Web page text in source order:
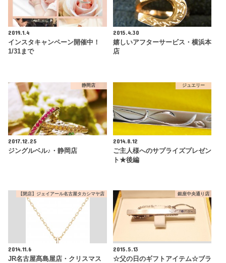
2019.1.4
インスタキャンペーン開催中！
1/31まで
2015.4.30
嬉しいアフターサービス・横浜本
店
静岡店
2017.12.25
ジングルベル♪・静岡店
ジュエリー
2014.8.12
ご主人様へのサプライズプレゼン
ト★後編
【閉店】ジェイアール名古屋タカシマヤ店
2014.11.6
JR名古屋髙島屋店・クリスマス
銀座中央通り店
2015.5.13
☆父の日のギフトアイテム☆ブラ